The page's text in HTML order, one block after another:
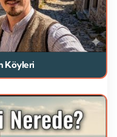
Köyleri